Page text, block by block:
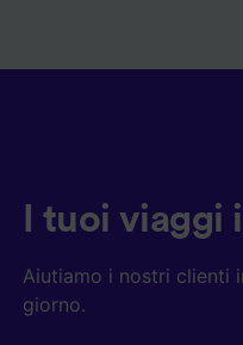
I tuoi
Aiutiamo i nostri clienti
giorno.